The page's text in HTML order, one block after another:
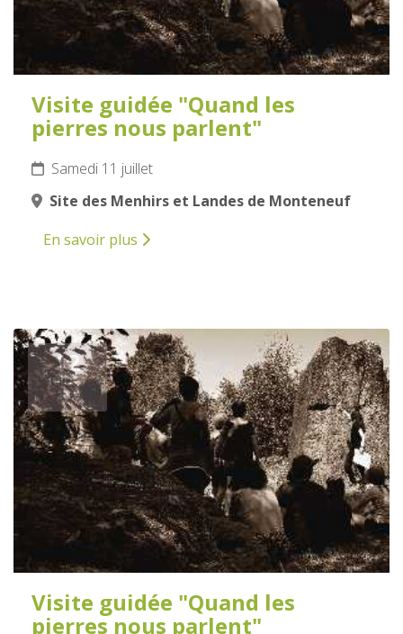
Visite guidée "Quand les
pierres nous parlent"
Samedi 11 juillet
Site des Menhirs et Landes de Monteneuf
En savoir plus
12
JUILLET
2026
Visite guidée "Quand les
pierres nous parlent"